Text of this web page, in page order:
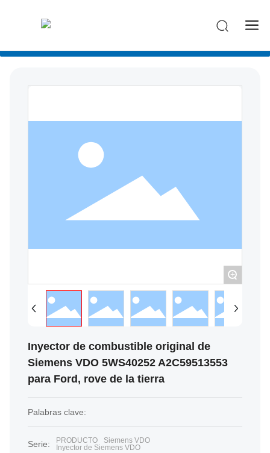
+
Inyector de combustible original de
Siemens VDO 5WS40252 A2C59513553
para Ford, rove de la tierra
Palabras clave:
Serie: PRODUCTO
Siemens VDO
Inyector de Siemens VDO